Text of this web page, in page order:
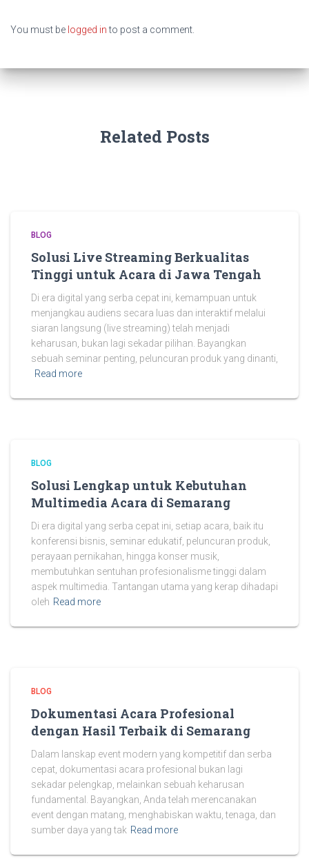
You must be logged into post a comment.
Related Posts
BLOG
Solusi Live Streaming Berkualitas
Tinggi untuk Acara di Jawa Tengah
Di era digital yang serba cepat ini, kemampuan untuk
menjangkau audiens secara luas dan interaktif melalui
siaran langsung (live streaming) telah menjadi
keharusan, bukan lagi sekadar pilihan. Bayangkan
sebuah seminar penting, peluncuran produk yang dinanti,
Read more
BLOG
Solusi Lengkap untuk Kebutuhan
Multimedia Acara di Semarang
Di era digital yang serba cepat ini, setiap acara, baik itu
konferensi bisnis, seminar edukatif, peluncuran produk,
perayaan pernikahan, hingga konser musik,
membutuhkan sentuhan profesionalisme tinggi dalam
aspek multimedia. Tantangan utama yang kerap dihadapi
oleh Read more
BLOG
Dokumentasi Acara Profesional
dengan Hasil Terbaik di Semarang
Dalam lanskap event modern yang kompetitif dan serba
cepat, dokumentasi acara profesional bukan lagi
sekadar pelengkap, melainkan sebuah keharusan
fundamental. Bayangkan, Anda telah merencanakan
event dengan matang, menghabiskan waktu, tenaga, dan
sumber daya yang tak Read more